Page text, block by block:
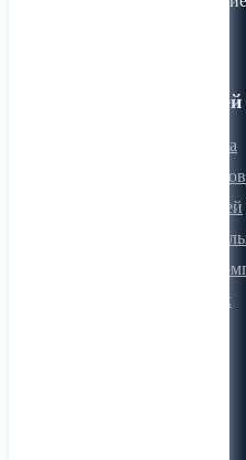
Для пользователей
Онлайн визитка
Для поставщиков
Для покупателей
Программа
Микроблоги
Быстрый поиск